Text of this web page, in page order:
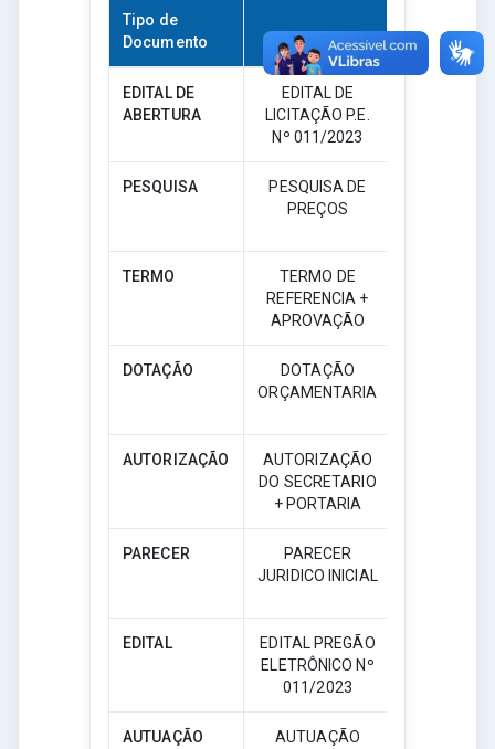
Tipo de
Documento
Descrição
EDITAL DE
ABERTURA
EDITAL DE
LICITAÇÃO P.E.
Nº 011/2023
PESQUISA
PESQUISA DE
PREÇOS
TERMO
TERMO DE
REFERENCIA +
APROVAÇÃO
DOTAÇÃO
DOTAÇÃO
ORÇAMENTARIA
AUTORIZAÇÃO
AUTORIZAÇÃO
DO SECRETARIO
+ PORTARIA
PARECER
PARECER
JURIDICO INICIAL
EDITAL
EDITAL PREGÃO
ELETRÔNICO Nº
011/2023
AUTUAÇÃO
AUTUAÇÃO